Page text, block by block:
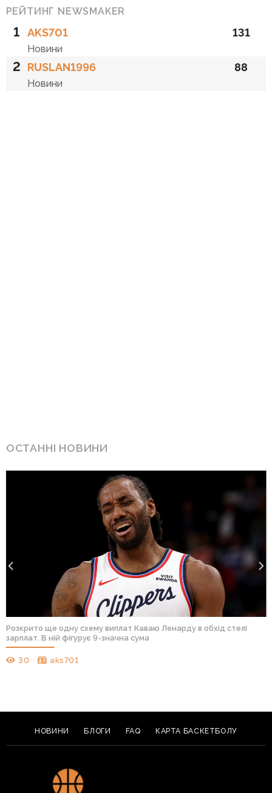
РЕЙТИНГ NEWSMAKER
1 AKS701
Новини
131
2 RUSLAN1996
Новини
88
ОСТАННІ НОВИНИ
Розкрито ще одну схему виплат Каваю Ленарду в обхід стелі
зарплат. В ній фігурує 9-значна сума
30 aks701
НОВИНИ БЛОГИ FAQ КАРТА БАСКЕТБОЛУ